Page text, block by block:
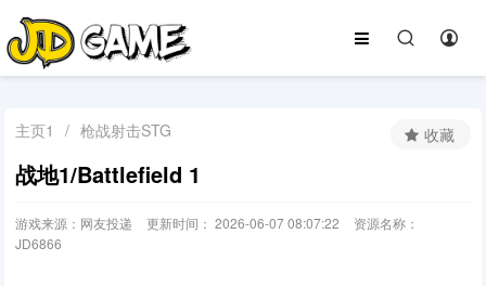
主页1 / 枪战射击STG
战地1/Battlefield 1
游戏来源：网友投递 更新时间： 2026-06-07 08:07:22
资源名称：
JD6866
收藏